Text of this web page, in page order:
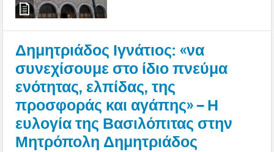
Δημητριάδος Ιγνάτιος: «να
συνεχίσουμε στο ίδιο πνεύμα
ενότητας, ελπίδας, της
προσφοράς και αγάπης» – Η
ευλογία της Βασιλόπιτας στην
Μητρόπολη Δημητριάδος